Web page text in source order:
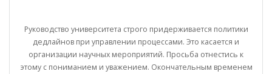
Руководство университета строго придерживается политики
дедлайнов при управлении процессами. Это касается и
организации научных мероприятий. Просьба отнестись к
этому с пониманием и уважением. Окончательным временем